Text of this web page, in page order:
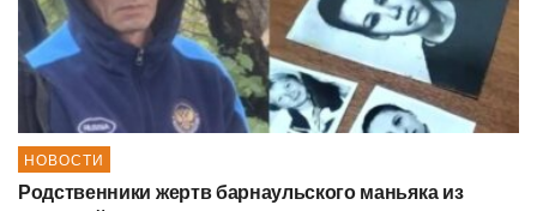
НОВОСТИ
Родственники жертв барнаульского маньяка из